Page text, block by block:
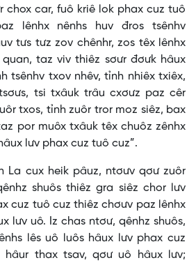
chox car, fuô kriê lok phax cuz tuô
lênhx nênhs huv đros tsênhv
tưs tưz zov chênhr, zos têx lênhx
taz viv thiêz sơưr đơưk hâux
tsênhv txov nhêv, tỉnh nhiêx txiêx,
tsi txâuk trâu cxơưz paz cêr
txos, tỉnh zuôr tror moz siêz, bax
por muôx txâuk têx chuôz zênhx
lưv phax cuz tuô cuz”.
La cux heik pâuz, ntơưv qơư zuôr
shuôs thiêz gra siêz chor lưv
cuz tuô cuz thiêz chơưv paz lênhx
lưv uô. Iz chas ntơư, qênhz shuôs,
lês uô luôs hâux lưv phax cuz
thax tsav, qơư uô hâux lưv;